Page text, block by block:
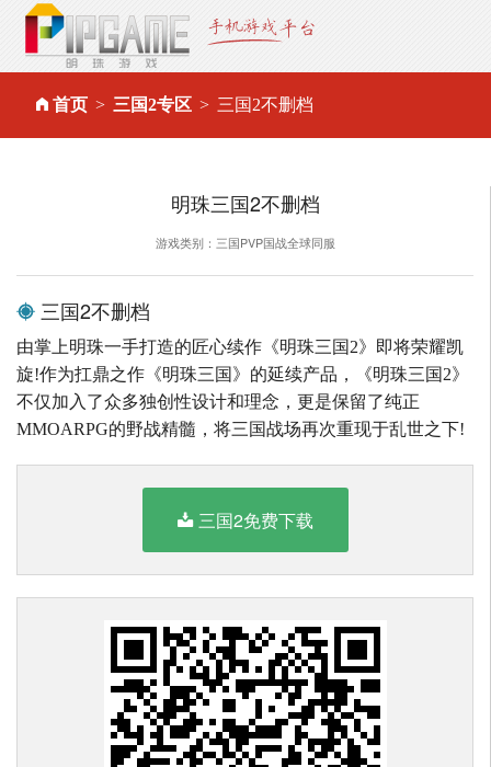
首页 三国2专区 三国2不删档
明珠三国2不删档
游戏类别：三国PVP国战全球同服
三国2不删档
由掌上明珠一手打造的匠心续作《明珠三国2》即将荣耀凯
旋!作为扛鼎之作《明珠三国》的延续产品，《明珠三国2》
不仅加入了众多独创性设计和理念，更是保留了纯正
MMOARPG的野战精髓，将三国战场再次重现于乱世之下!
三国2免费下载